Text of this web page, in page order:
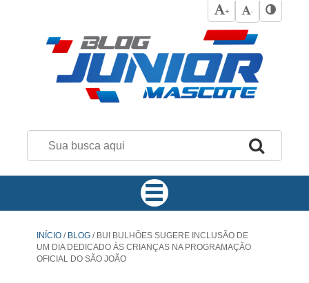
+ -
INÍCIO / BLOG /BUI BULHÕES SUGERE INCLUSÃO DE
UM DIA DEDICADO ÀS CRIANÇAS NA PROGRAMAÇÃO
OFICIAL DO SÃO JOÃO